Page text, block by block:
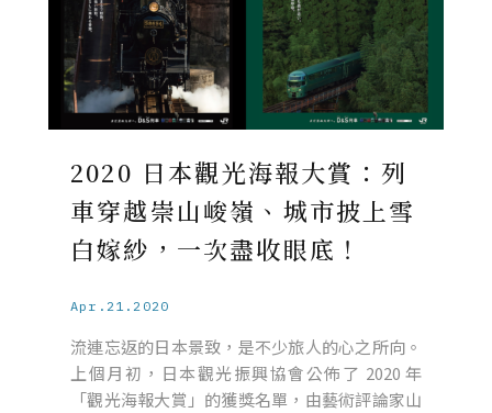
2020 日本觀光海報大賞：列
車穿越崇山峻嶺、城市披上雪
白嫁紗，一次盡收眼底！
Apr.21.2020
流連忘返的日本景致，是不少旅人的心之所向。
上個月初，日本觀光振興協會公佈了 2020 年
「觀光海報大賞」的獲獎名單，由藝術評論家山